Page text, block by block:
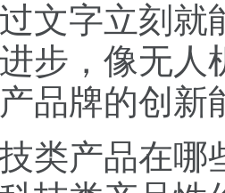
文字立刻就
步，像无人
品牌的创新
产品在哪